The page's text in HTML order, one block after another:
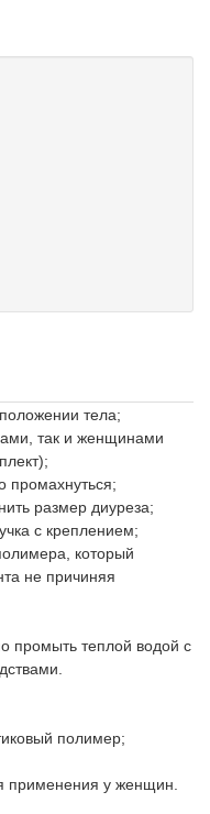
тела;
так и женщинами
промахнуться;
размер диуреза;
с креплением;
который
не причиняя
промыть теплой водой с
полимер;
применения у женщин.